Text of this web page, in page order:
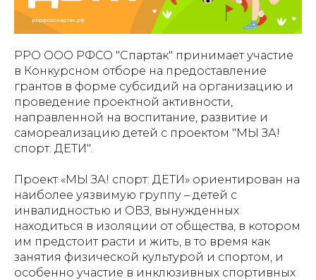
РРО ООО РФСО "Спартак" принимает участие
в Конкурсном отборе на предоставление
грантов в форме субсидий на организацию и
проведение проектной активности,
направленной на воспитание, развитие и
самореализацию детей с проектом "МЫ ЗА!
спорт: ДЕТИ".
Проект «МЫ ЗА! спорт: ДЕТИ» ориентирован на
наиболее уязвимую группу – детей с
инвалидностью и ОВЗ, вынужденных
находиться в изоляции от общества, в котором
им предстоит расти и жить, в то время как
занятия физической культурой и спортом, и
особенно участие в инклюзивных спортивных